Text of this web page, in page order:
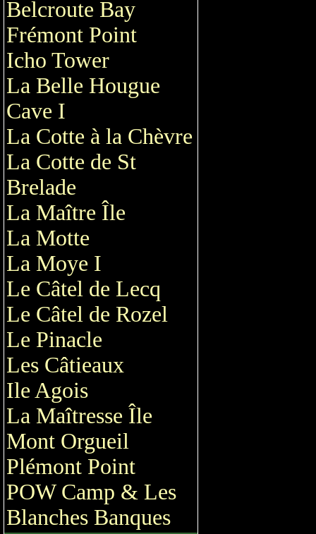
Belcroute Bay
Frémont Point
Icho Tower
La Belle Hougue
Cave I
La Cotte à la Chèvre
La Cotte de St
Brelade
La Maître Île
La Motte
La Moye I
Le Câtel de Lecq
Le Câtel de Rozel
Le Pinacle
Les Câtieaux
Ile Agois
La Maîtresse Île
Mont Orgueil
Plémont Point
POW Camp & Les
Blanches Banques